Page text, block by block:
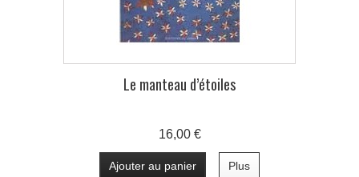
Le manteau d’étoiles
16,00 €
Ajouter au panier Plus